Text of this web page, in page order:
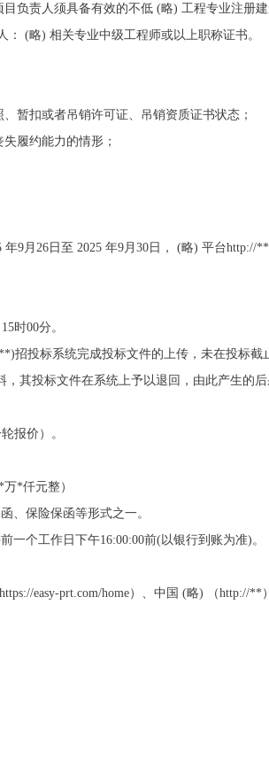
目负责人须具备有效的不低 (略) 工程专业注册
： (略) 相关专业中级工程师或以上职称证书。
暂扣或者吊销许可证、吊销资质证书状态；
履约能力的情形；
9月26日至 2025 年9月30日， (略) 平台http://
时00分。
招投标系统完成投标文件的上传，未在投标
其投标文件在系统上予以退回，由此产生的后
报价）。
*仟元整）
、保险保函等形式之一。
一个工作日下午16:00:00前(以银行到账为准)。
easy-prt.com/home）、中国 (略) （http://**